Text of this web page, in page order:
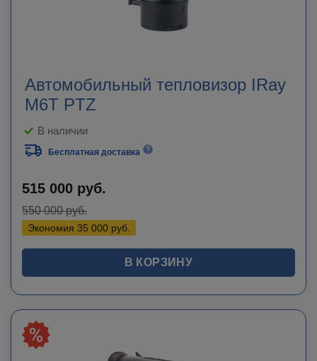
Автомобильный тепловизор IRay
M6T PTZ
В наличии
Бесплатная доставка
515 000 руб.
550 000руб.
Экономия 35 000 руб.
В КОРЗИНУ